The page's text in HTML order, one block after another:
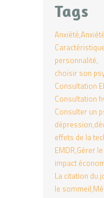
Tags
Anxiété
personnalité
choisir son
Consultation
Consultation
Consulter un
dépression
effets de la
EMDR Gérer
impact
La citation du
le sommeil